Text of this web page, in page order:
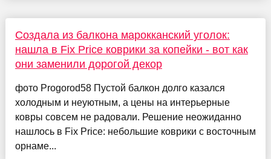
Создала из балкона марокканский уголок:
нашла в Fix Price коврики за копейки - вот как
они заменили дорогой декор
фото Progorod58 Пустой балкон долго казался
холодным и неуютным, а цены на интерьерные
ковры совсем не радовали. Решение неожиданно
нашлось в Fix Price: небольшие коврики с восточным
орнаме...